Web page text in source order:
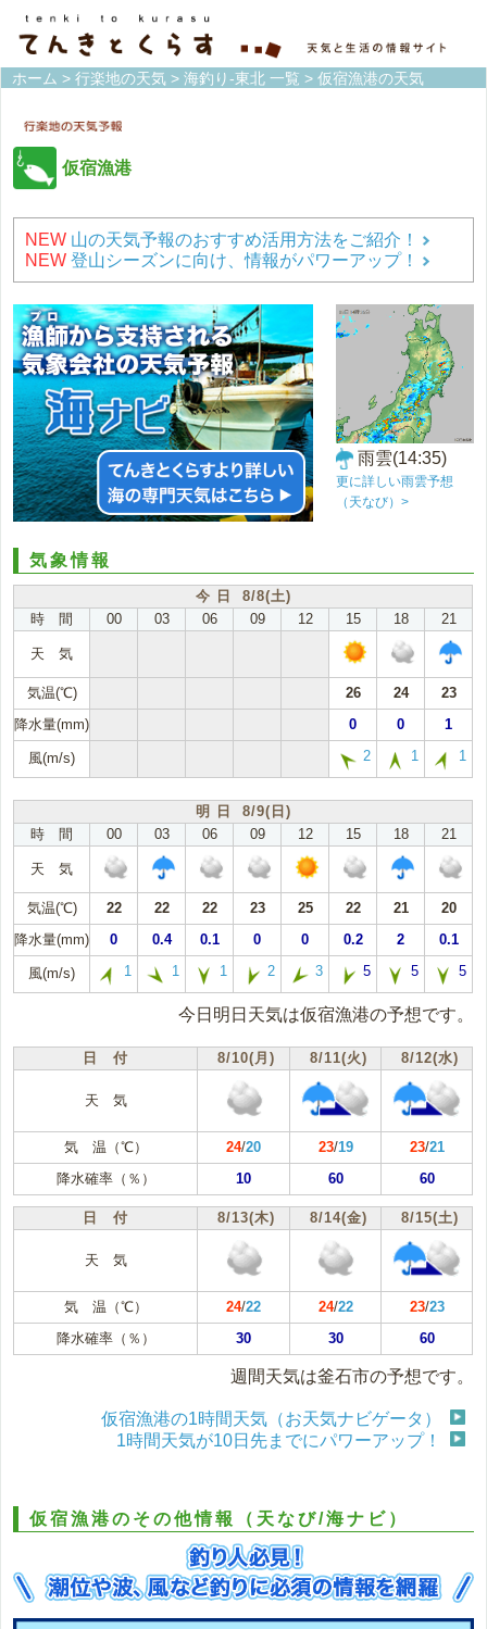
ホーム > 行楽地の天気 > 海釣り-東北 一覧 > 仮宿漁港の天気
仮宿漁港
NEW 山の天気予報のおすすめ活用方法をご紹介！
NEW 登山シーズンに向け、情報がパワーアップ！
雨雲(14:35)
更に詳しい雨雲予想
（天なび）>
気象情報
今 日 8/8(土)
時 間
00 03 06 09 12 15 18 21
天 気
気温(℃) 26 24
23
降水量(mm)
0 0 1
風(m/s) 2 1 1
明 日 8/9(日)
時 間
00 03 06 09 12 15 18 21
天 気
気温(℃) 22 22 22 23 25 22 21
20
降水量(mm)
0 0.4 0.1 0 0 0.2 2 0.1
風(m/s) 1 1 1 2 3 5 5 5
今日明日天気は仮宿漁港の予想です。
日 付 8/10(月) 8/11(火) 8/12(水)
天 気
気 温（℃） 24/20 23/19 23/21
降水確率（％）
10 60 60
日 付 8/13(木) 8/14(金) 8/15(土)
天 気
気 温（℃） 24/22 24/22 23/23
降水確率（％）
30 30 60
週間天気は釜石市の予想です。
仮宿漁港の1時間天気（お天気ナビゲータ）
1時間天気が10日先までにパワーアップ！
仮宿漁港のその他情報（天なび/海ナビ）